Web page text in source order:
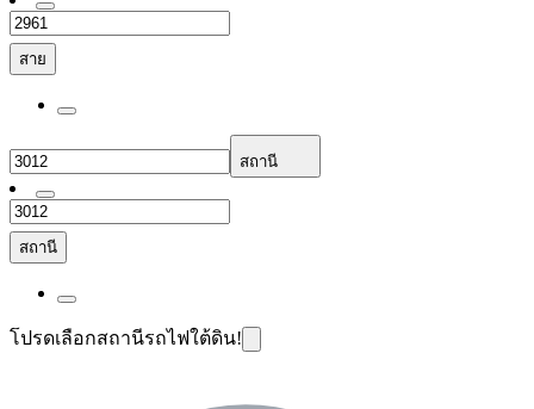
สาย
สถานี
สถานี
โปรดเลือกสถานีรถไฟใต้ดิน!